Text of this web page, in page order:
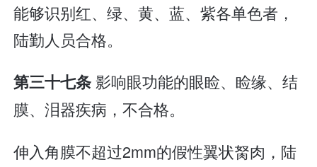
能够识别红、绿、黄、蓝、紫各单色者，
陆勤人员合格。
第三十七条影响眼功能的眼睑、睑缘、结
膜、泪器疾病，不合格。
伸入角膜不超过2mm的假性翼状胬肉，陆